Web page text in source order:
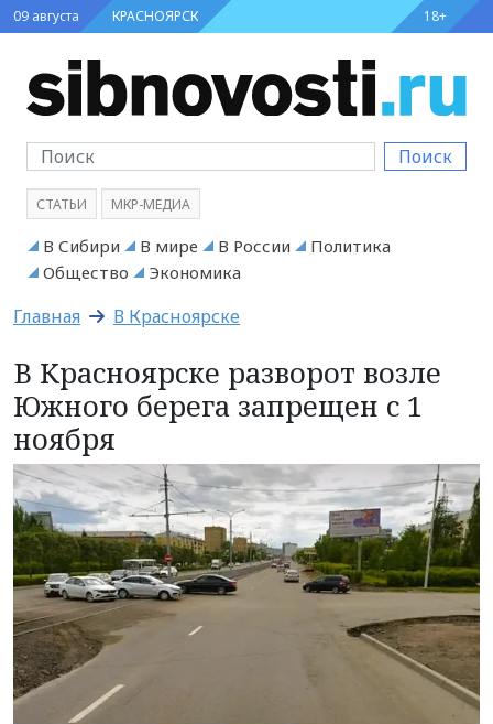
09 августа КРАСНОЯРСК 18+
Поиск
СТАТЬИ МКР-МЕДИА
В Сибири В мире В России
Политика
Общество
Экономика
Главная В Красноярске
В Красноярске разворот возле
Южного берега запрещен с 1
ноября